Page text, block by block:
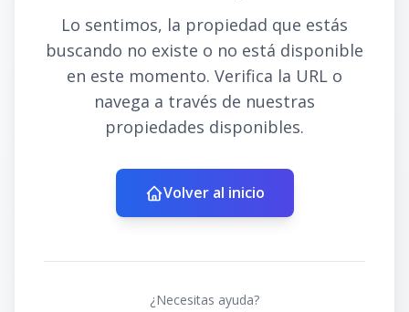
Lo sentimos, la propiedad que estás
buscando no existe o no está disponible
en este momento. Verifica la URL o
navega a través de nuestras
propiedades disponibles.
Volver al inicio
¿Necesitas ayuda?